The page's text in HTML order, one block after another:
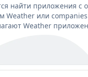
найти приложения с
Weather или
Weather